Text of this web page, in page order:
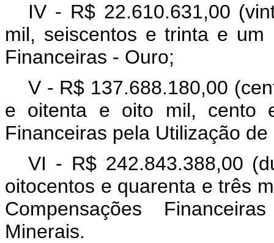
IV - R$ 22.610.631,00
mil, seiscentos e trinta e um
Financeiras - Ouro;
V - R$ 137.688.180,00
e oitenta e oito mil, cento
Financeiras pela Utilização
VI - R$ 242.843.388,00
oitocentos e quarenta e três
Compensações
Minerais.